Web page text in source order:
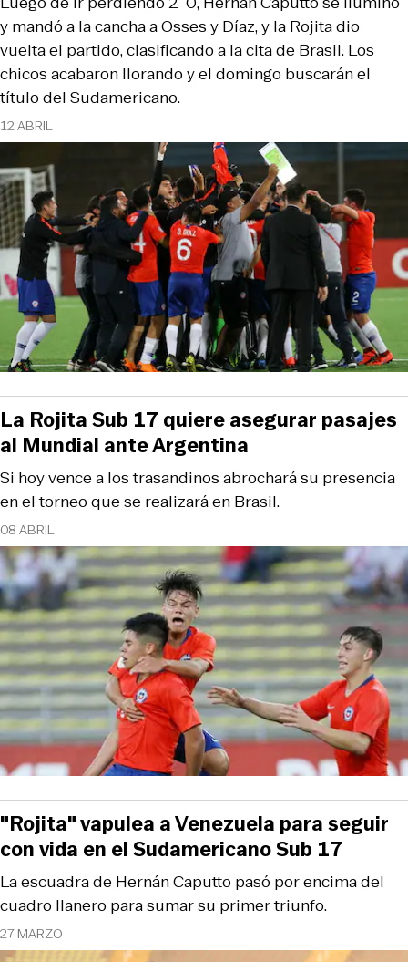
12 ABRIL
y mandó a la cancha a Osses y Díaz, y la Rojita dio
vuelta el partido, clasificando a la cita de Brasil. Los
chicos acabaron llorando y el domingo buscarán el
título del Sudamericano.
08 ABRIL
Si hoy vence a los trasandinos abrochará su presencia
en el torneo que se realizará en Brasil.
La Rojita Sub 17 quiere asegurar pasajes
al Mundial ante Argentina
27 MARZO
La escuadra de Hernán Caputto pasó por encima del
cuadro llanero para sumar su primer triunfo.
"Rojita" vapulea a Venezuela para seguir
con vida en el Sudamericano Sub 17